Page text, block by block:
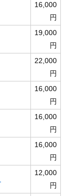
16,000
円
19,000
円
22,000
円
16,000
円
16,000
円
16,000
円
12,000
円